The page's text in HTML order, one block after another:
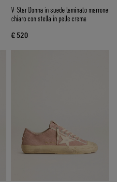
V-Star Donna in suede laminato marrone
chiaro con stella in pelle crema
€ 520